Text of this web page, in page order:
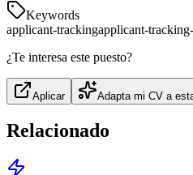
Keywords
applicant-trackingapplicant-
¿Te interesa este puesto?
Aplicar Adapta mi CV a
Relacionado